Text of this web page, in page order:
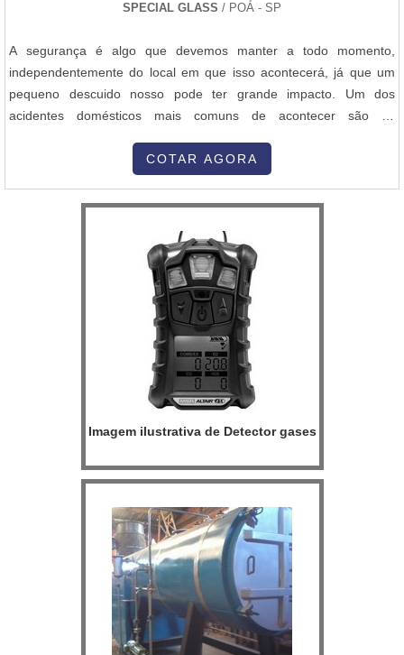
SPECIAL GLASS / POÁ - SP
A segurança é algo que devemos manter a todo momento,
independentemente do local em que isso acontecerá, já que um
pequeno descuido nosso pode ter grande impacto. Um dos
acidentes domésticos mais comuns de acontecer são os
Detalhes importantes do materialPerformance com super
outros pontos. Os modelos de d...
COTAR AGORA
Imagem ilustrativa de Detector gases